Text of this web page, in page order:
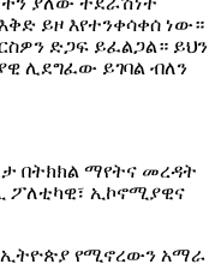
ይዞ እየተንቀሳቀሰ ነው።
ድጋፍ ይፈልጋል። ይህን
ሊደግፈው ይገባል ብለን
በትክክል ማየትና መረዳት
ፖለቲካዊ፣ ኢኮኖሚያዊና
የሚኖረውን አማራ